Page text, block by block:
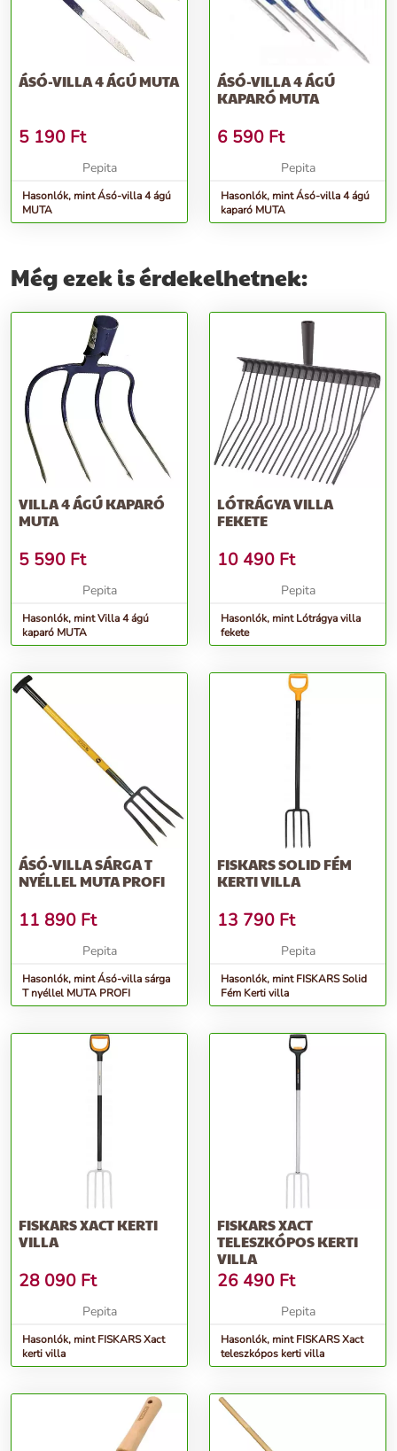
ÁSÓ-VILLA 4 ÁGÚ MUTA
5 190 Ft
Pepita
Hasonlók, mint Ásó-villa 4 ágú
MUTA
ÁSÓ-VILLA 4 ÁGÚ
KAPARÓ MUTA
6 590 Ft
Pepita
Hasonlók, mint Ásó-villa 4 ágú
kaparó MUTA
Még ezek is érdekelhetnek:
VILLA 4 ÁGÚ KAPARÓ
MUTA
5 590 Ft
Pepita
Hasonlók, mint Villa 4 ágú
kaparó MUTA
LÓTRÁGYA VILLA
FEKETE
10 490 Ft
Pepita
Hasonlók, mint Lótrágya villa
fekete
ÁSÓ-VILLA SÁRGA T
NYÉLLEL MUTA PROFI
11 890 Ft
Pepita
Hasonlók, mint Ásó-villa sárga
T nyéllel MUTA PROFI
FISKARS SOLID FÉM
KERTI VILLA
13 790 Ft
Pepita
Hasonlók, mint FISKARS Solid
Fém Kerti villa
FISKARS XACT KERTI
VILLA
28 090 Ft
Pepita
Hasonlók, mint FISKARS Xact
kerti villa
FISKARS XACT
TELESZKÓPOS KERTI
VILLA
26 490 Ft
Pepita
Hasonlók, mint FISKARS Xact
teleszkópos kerti villa